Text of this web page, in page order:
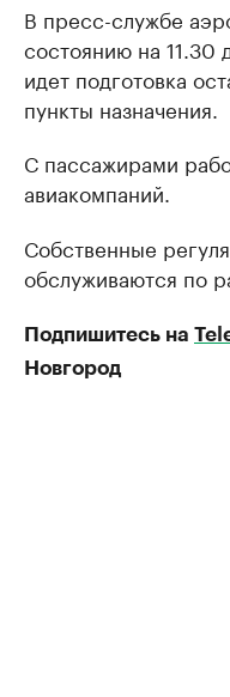
В пресс-службе
состоянию на 11.30
идет подготовка
пункты назначения.
С пассажирами
авиакомпаний.
Собственные
обслуживаются по
Подпишитесь на
Новгород